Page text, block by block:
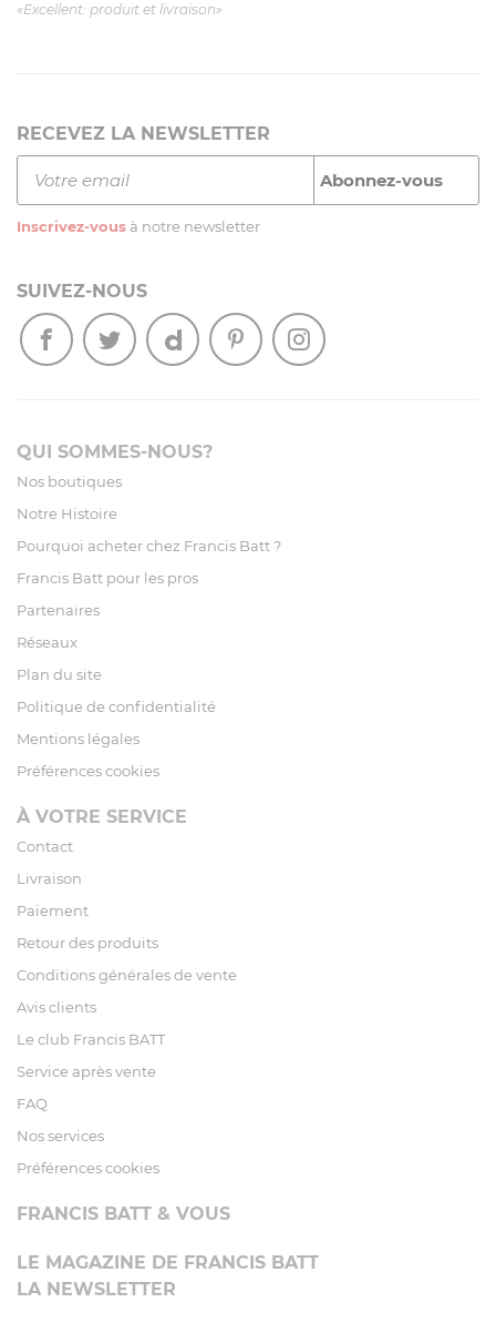
«Excellent: produit et livraison»
RECEVEZ LA NEWSLETTER
Inscrivez-vous à notre newsletter
SUIVEZ-NOUS
QUI SOMMES-NOUS?
Nos boutiques
Notre Histoire
Pourquoi acheter chez Francis Batt ?
Francis Batt pour les pros
Partenaires
Réseaux
Plan du site
Politique de confidentialité
Mentions légales
Préférences cookies
À VOTRE SERVICE
Contact
Livraison
Paiement
Retour des produits
Conditions générales de vente
Avis clients
Le club Francis BATT
Service après vente
FAQ
Nos services
Préférences cookies
FRANCIS BATT & VOUS
LE MAGAZINE DE FRANCIS BATT
LA NEWSLETTER